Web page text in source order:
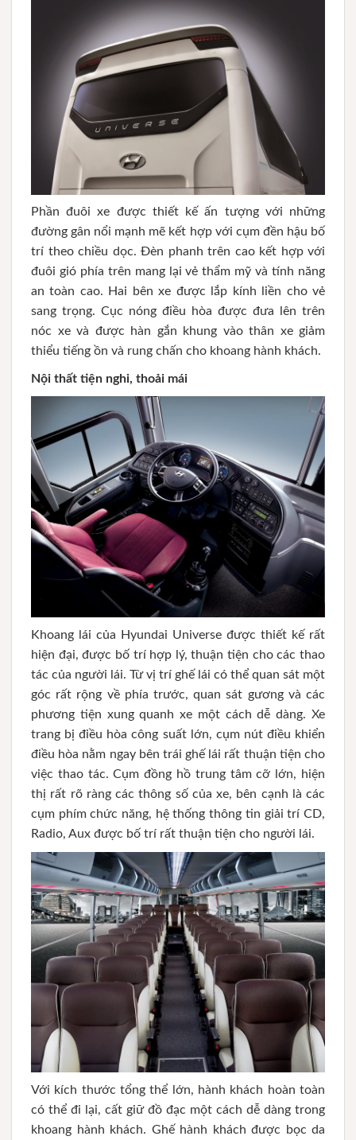
Phần đuôi xe được thiết kế ấn tượng với những
đường gân nổi mạnh mẽ kết hợp với cụm đền hậu bố
trí theo chiều dọc. Đèn phanh trên cao kết hợp với
đuôi gió phía trên mang lại vẻ thẩm mỹ và tính năng
an toàn cao. Hai bên xe được lắp kính liền cho vẻ
sang trọng. Cục nóng điều hòa được đưa lên trên
nóc xe và được hàn gắn khung vào thân xe giảm
thiểu tiếng ồn và rung chấn cho khoang hành khách.
Nội thất tiện nghi, thoải mái
Khoang lái của Hyundai Universe được thiết kế rất
hiện đại, được bố trí hợp lý, thuận tiện cho các thao
tác của người lái. Từ vị trí ghế lái có thể quan sát một
góc rất rộng về phía trước, quan sát gương và các
phương tiện xung quanh xe một cách dễ dàng. Xe
trang bị điều hòa công suất lớn, cụm nút điều khiển
điều hòa nằm ngay bên trái ghế lái rất thuận tiện cho
việc thao tác. Cụm đồng hồ trung tâm cỡ lớn, hiện
thị rất rõ ràng các thông số của xe, bên cạnh là các
cụm phím chức năng, hệ thống thông tin giải trí CD,
Radio, Aux được bố trí rất thuận tiện cho người lái.
Với kích thước tổng thể lớn, hành khách hoàn toàn
có thể đi lại, cất giữ đồ đạc một cách dễ dàng trong
khoang hành khách. Ghế hành khách được bọc da